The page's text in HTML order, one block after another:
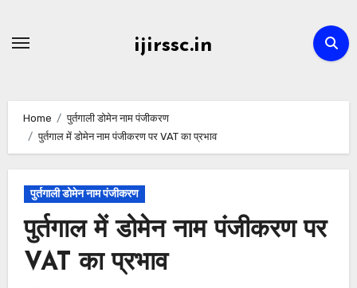
ijirssc.in
Home
पुर्तगाली डोमेन नाम पंजीकरण
पुर्तगाल में डोमेन नाम पंजीकरण पर VAT का प्रभाव
पुर्तगाली डोमेन नाम पंजीकरण
पुर्तगाल में डोमेन नाम पंजीकरण पर
VAT का प्रभाव